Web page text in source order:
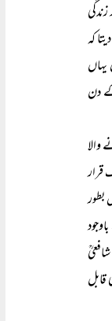
کہ
یہاں
دن
والا
قرار
بطور
قابل